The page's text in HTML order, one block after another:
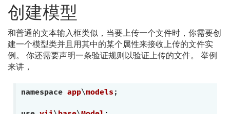
创建模型
和普通的文本输入框类似，当要上传一个文件时，你需要创
建一个模型类并且用其中的某个属性来接收上传的文件实
例。 你还需要声明一条验证规则以验证上传的文件。 举例
来讲，
namespace app\models ;